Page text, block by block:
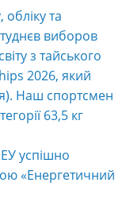
та
виборов
з тайського
2026, який
Наш спортсмен
63,5 кг
успішно
«Енергетичний